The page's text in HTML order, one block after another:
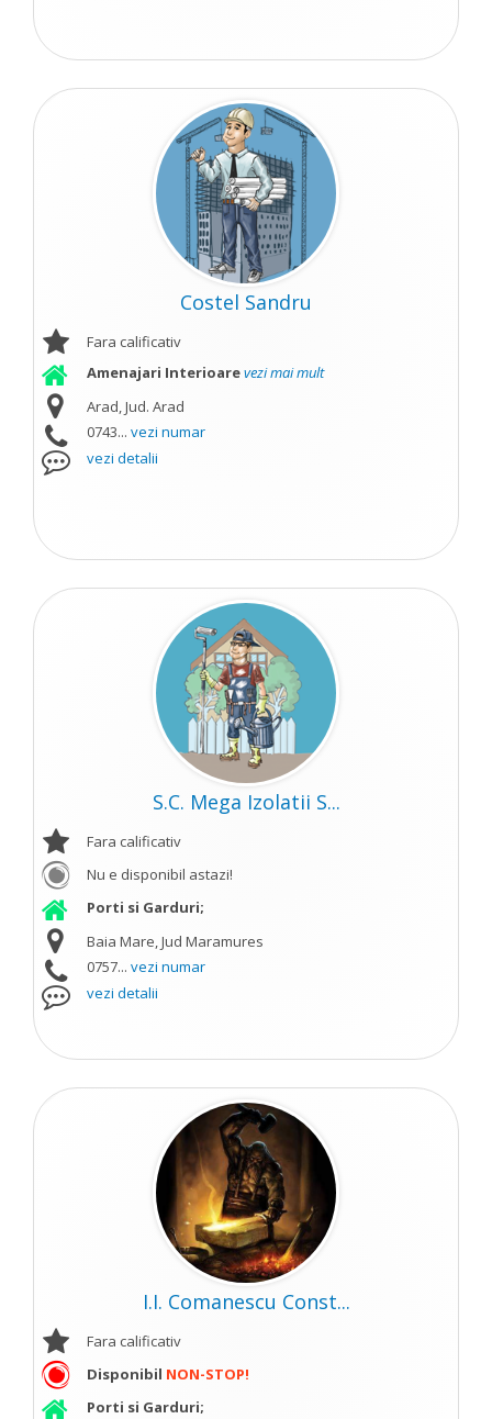
Costel Sandru
Fara calificativ
Amenajari Interioarevezi mai mult
Arad, Jud. Arad
0743... vezi numar
vezi detalii
S.C. Mega Izolatii S...
Fara calificativ
Nu e disponibil astazi!
Porti si Garduri;
Baia Mare, Jud Maramures
0757... vezi numar
vezi detalii
I.I. Comanescu Const...
Fara calificativ
Disponibil NON-STOP!
Porti si Garduri;